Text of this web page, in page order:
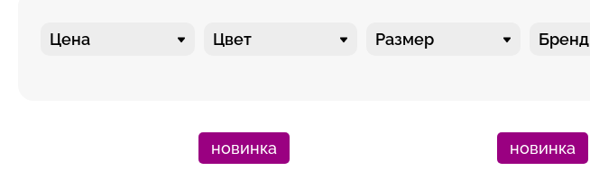
Цена Цвет Размер Бренд
новинка новинка